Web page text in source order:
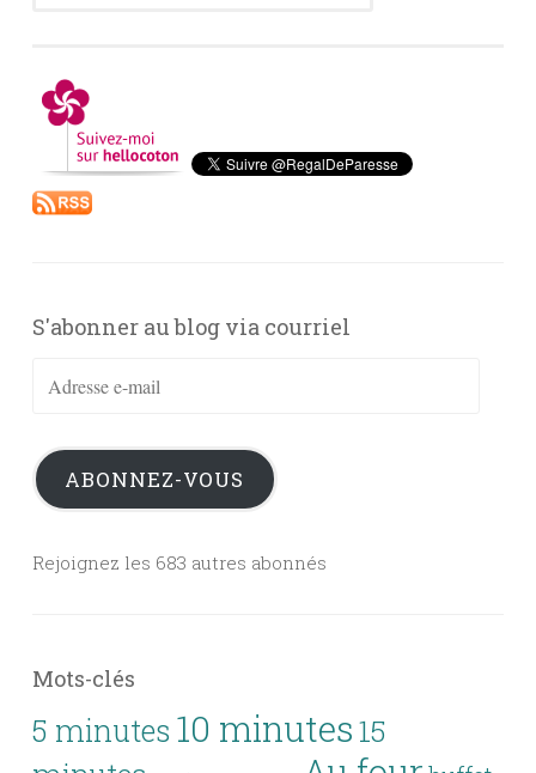
S'abonner au blog via courriel
Adresse
mail
ABONNEZ-VOUS
Rejoignez les 683 autres abonnés
Mots-clés
5 minutes 10 minutes15